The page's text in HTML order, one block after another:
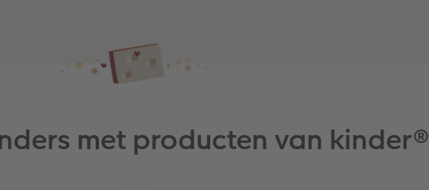
met producten van kinder®